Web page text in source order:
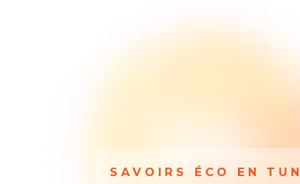
SAVOIRS ÉCO EN